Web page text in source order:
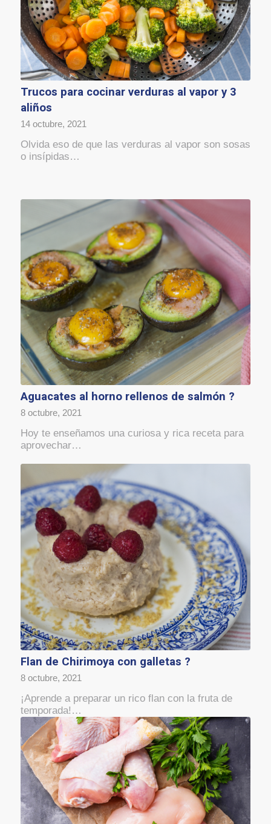
Trucos para cocinar verduras al vapor y 3
aliños
14 octubre, 2021
Olvida eso de que las verduras al vapor son sosas
o insípidas…
Aguacates al horno rellenos de salmón ?
8 octubre, 2021
Hoy te enseñamos una curiosa y rica receta para
aprovechar…
Flan de Chirimoya con galletas ?
8 octubre, 2021
¡Aprende a preparar un rico flan con la fruta de
temporada!…